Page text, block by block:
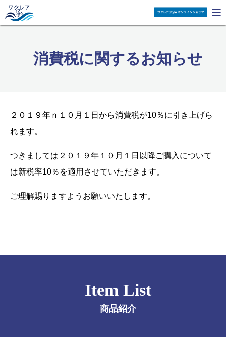

消費税に関するお知らせ
２０１９年ｎ１０月１日から消費税が10％に引き上げら
れます。
つきましては２０１９年１０月１日以降ご購入について
は新税率10％を適用させていただきます。
ご理解賜りますようお願いいたします。
Item List
商品紹介